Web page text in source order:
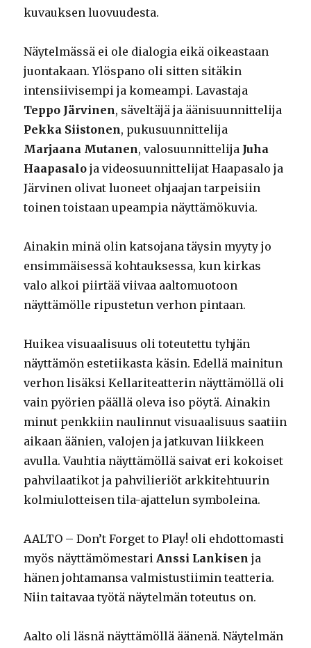
kuvauksen luovuudesta.
Näytelmässä ei ole dialogia eikä oikeastaan
juontakaan. Ylöspano oli sitten sitäkin
intensiivisempi ja komeampi. Lavastaja
Teppo Järvinen, säveltäjä ja äänisuunnittelija
Pekka Siistonen, pukusuunnittelija
Marjaana Mutanen, valosuunnittelija Juha
Haapasalo ja videosuunnittelijat Haapasalo ja
Järvinen olivat luoneet ohjaajan tarpeisiin
toinen toistaan upeampia näyttämökuvia.
Ainakin minä olin katsojana täysin myyty jo
ensimmäisessä kohtauksessa, kun kirkas
valo alkoi piirtää viivaa aaltomuotoon
näyttämölle ripustetun verhon pintaan.
Huikea visuaalisuus oli toteutettu tyhjän
näyttämön estetiikasta käsin. Edellä mainitun
verhon lisäksi Kellariteatterin näyttämöllä oli
vain pyörien päällä oleva iso pöytä. Ainakin
minut penkkiin naulinnut visuaalisuus saatiin
aikaan äänien, valojen ja jatkuvan liikkeen
avulla. Vauhtia näyttämöllä saivat eri kokoiset
pahvilaatikot ja pahvilieriöt arkkitehtuurin
kolmiulotteisen tila-ajattelun symboleina.
AALTO – Don’t Forget to Play! oli ehdottomasti
myös näyttämömestariAnssi Lankisen ja
hänen johtamansa valmistustiimin teatteria.
Niin taitavaa työtä näytelmän toteutus on.
Aalto oli läsnä näyttämöllä äänenä. Näytelmän